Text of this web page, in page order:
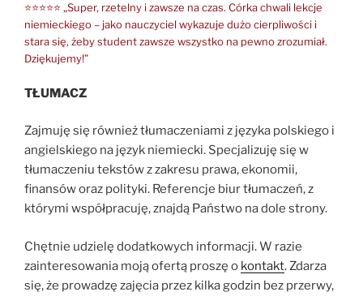
⭐⭐⭐⭐⭐ „Super, rzetelny i zawsze na czas. Córka chwali lekcje
niemieckiego – jako nauczyciel wykazuje dużo cierpliwości i
stara się, żeby student zawsze wszystko na pewno zrozumiał.
Dziękujemy!”
TŁUMACZ
Zajmuję się również tłumaczeniami z języka polskiego i
angielskiego na język niemiecki. Specjalizuję się w
tłumaczeniu tekstów z zakresu prawa, ekonomii,
finansów oraz polityki. Referencje biur tłumaczeń, z
którymi współpracuję, znajdą Państwo na dole strony.
Chętnie udzielę dodatkowych informacji. W razie
zainteresowania moją ofertą proszę o kontakt. Zdarza
się, że prowadzę zajęcia przez kilka godzin bez przerwy,